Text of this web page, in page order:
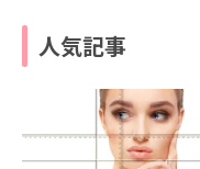
人気記事